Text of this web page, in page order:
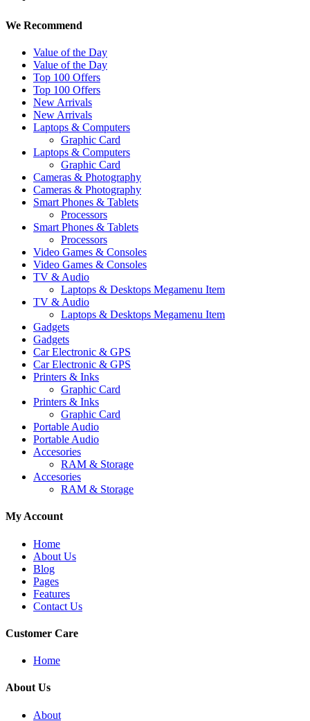
We Recommend
Value of the Day
Value of the Day
Top 100 Offers
Top 100 Offers
New Arrivals
New Arrivals
Laptops & Computers
Graphic Card
Laptops & Computers
Graphic Card
Cameras & Photography
Cameras & Photography
Smart Phones & Tablets
Processors
Smart Phones & Tablets
Processors
Video Games & Consoles
Video Games & Consoles
TV & Audio
Laptops & Desktops Megamenu Item
TV & Audio
Laptops & Desktops Megamenu Item
Gadgets
Gadgets
Car Electronic & GPS
Car Electronic & GPS
Printers & Inks
Graphic Card
Printers & Inks
Graphic Card
Portable Audio
Portable Audio
Accesories
RAM & Storage
Accesories
RAM & Storage
My Account
Home
About Us
Blog
Pages
Features
Contact Us
Customer Care
Home
About Us
About